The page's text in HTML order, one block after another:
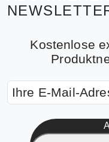
Kostenlose